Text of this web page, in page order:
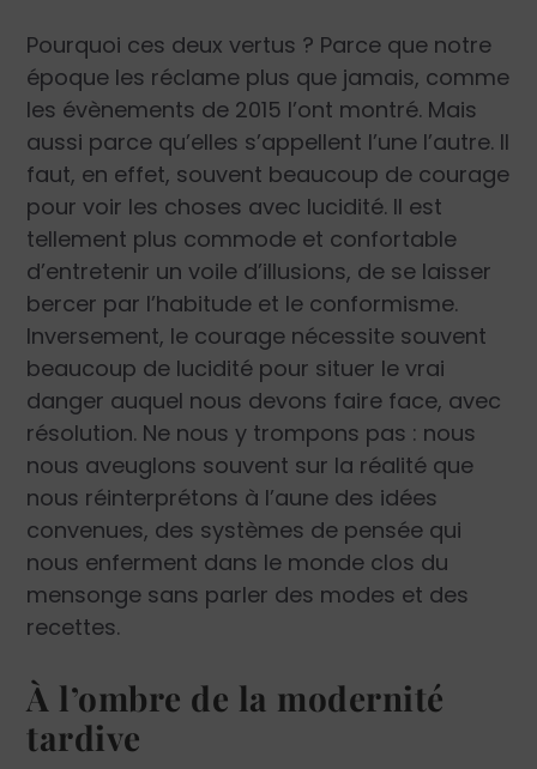
Pourquoi ces deux vertus ? Parce que notre
époque les réclame plus que jamais, comme
les évènements de 2015 l’ont montré. Mais
aussi parce qu’elles s’appellent l’une l’autre. Il
faut, en effet, souvent beaucoup de courage
pour voir les choses avec lucidité. Il est
tellement plus commode et confortable
d’entretenir un voile d’illusions, de se laisser
bercer par l’habitude et le conformisme.
Inversement, le courage nécessite souvent
beaucoup de lucidité pour situer le vrai
danger auquel nous devons faire face, avec
résolution. Ne nous y trompons pas : nous
nous aveuglons souvent sur la réalité que
nous réinterprétons à l’aune des idées
convenues, des systèmes de pensée qui
nous enferment dans le monde clos du
mensonge sans parler des modes et des
recettes.
À l’ombre de la modernité
tardive